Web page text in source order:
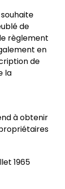
de
règlement
en
de
la
à obtenir
1965